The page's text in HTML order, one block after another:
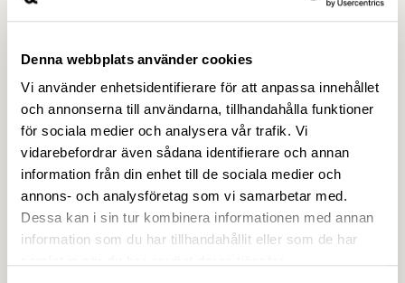
Denna webbplats använder cookies
Vi använder enhetsidentifierare för att anpassa innehållet
och annonserna till användarna, tillhandahålla funktioner
för sociala medier och analysera vår trafik. Vi
vidarebefordrar även sådana identifierare och annan
information från din enhet till de sociala medier och
annons- och analysföretag som vi samarbetar med.
Dessa kan i sin tur kombinera informationen med annan
information som du har tillhandahållit eller som de har
konsumenterna på riktigt, säger Björn Hellman, vd
Det här kräver Livsmedels­företagen
Att Livsmedelsföretagen nu ger en egen bedömning till
sina medlemsföretag ska inte tolkas som att de
ansvariga aktörerna inte behöver agera. Den svenska
genomförandelagstiftningen är försenad till hösten
2026, vilket gör snabb och tydlig vägledning från
myndigheterna helt avgörande. Livsmedelsföretagen
kräver därför följande åtgärder: